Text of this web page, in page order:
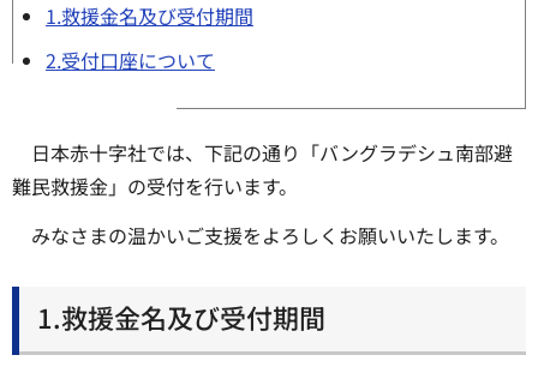
1.救援金名及び受付期間
2.受付口座について
日本赤十字社では、下記の通り「バングラデシュ南部避
難民救援金」の受付を行います。
みなさまの温かいご支援をよろしくお願いいたします。
1.救援金名及び受付期間